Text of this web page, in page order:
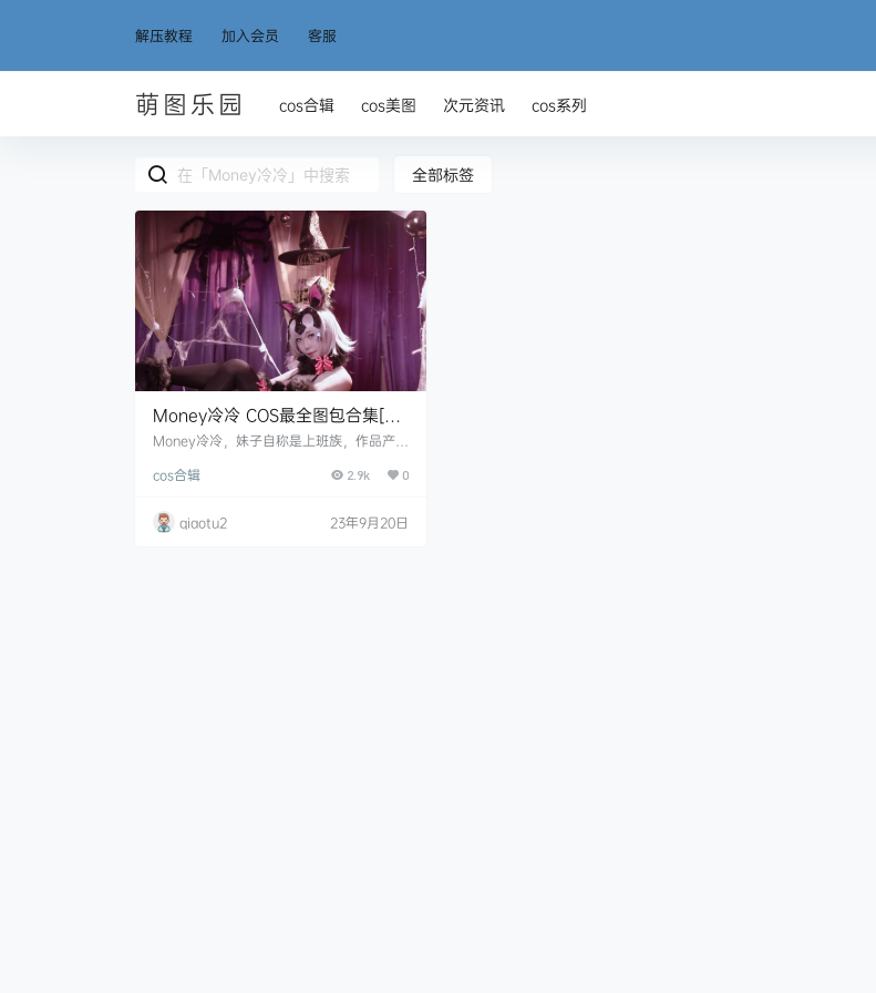
解压教程 加入会员 客服
萌图乐园 cos合辑 cos美图 次元资讯 cos系列
全部标签
Money冷冷 COS最全图包合集[47
套][持续更新]
Money冷冷，妹子自称是上班族，作品产出
博：冷冷凛酱呀 资源目录 Money冷冷 N
NO.002 黑旗袍[54P-1.07GB] Money.
cos合辑 2.9k 0
qiaotu2 23年9月20日